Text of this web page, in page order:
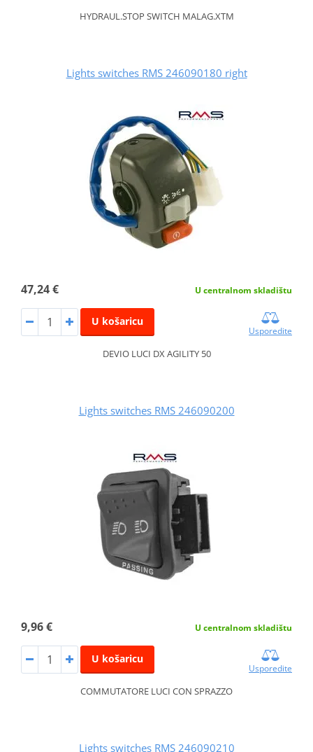
HYDRAUL.STOP SWITCH MALAG.XTM
Lights switches RMS 246090180 right
47,24 € U centralnom skladištu
U košaricu
Usporedite
DEVIO LUCI DX AGILITY 50
Lights switches RMS 246090200
9,96 € U centralnom skladištu
U košaricu
Usporedite
COMMUTATORE LUCI CON SPRAZZO
Lights switches RMS 246090210